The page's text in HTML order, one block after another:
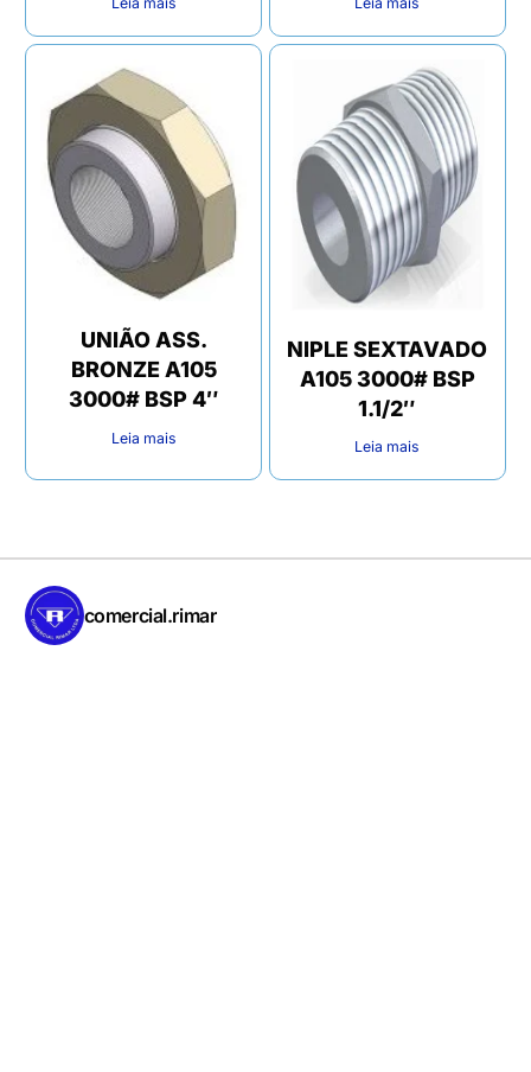
UNIÃO ASS.
BRONZE A105
3000# BSP 4″
Leia mais
NIPLE SEXTAVADO
A105 3000# BSP
1.1/2″
Leia mais
comercial.rimar